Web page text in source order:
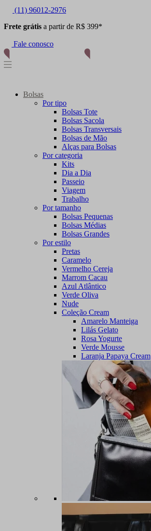
(11) 96012-2976
Frete grátis a partir de R$ 399*
Fale conosco
Bolsas
Por tipo
Bolsas Tote
Bolsas Sacola
Bolsas Transversais
Bolsas de Mão
Alças para Bolsas
Por categoria
Kits
Dia a Dia
Passeio
Viagem
Trabalho
Por tamanho
Bolsas Pequenas
Bolsas Médias
Bolsas Grandes
Por estilo
Pretas
Caramelo
Vermelho Cereja
Marrom Cacau
Azul Atlântico
Verde Oliva
Nude
Coleção Cream
Amarelo Manteiga
Lilás Gelato
Rosa Yogurte
Verde Mousse
Laranja Papaya Cream